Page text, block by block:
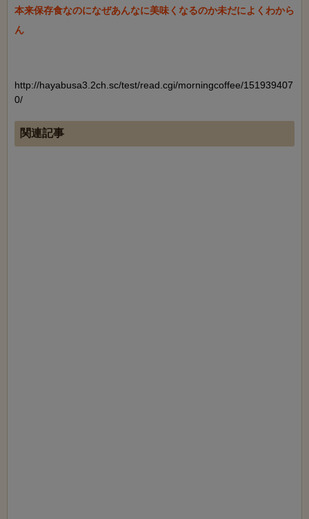
本来保存食なのになぜあんなに美味くなるのか未だによくわから
ん
http://hayabusa3.2ch.sc/test/read.cgi/morningcoffee/151939407
0/
関連記事